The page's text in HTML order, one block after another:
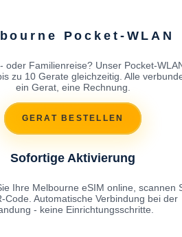
Pocket-WLAN
oder Familienreise? Unser Pocket-
zu 10 Gerate gleichzeitig. Alle
ein Gerat, eine Rechnung.
GERAT BESTELLEN
Sofortige Aktivierung
Ihre Melbourne eSIM online, scannen
Code. Automatische Verbindung bei der
- keine Einrichtungsschritte.